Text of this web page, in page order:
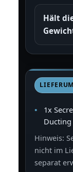
Hält
1x
Ducting
Hinweis:
nicht im
separat